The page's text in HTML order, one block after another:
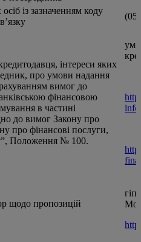
із зазначенням коду
інтереси яких
про умови надання
вимог до
фінансовою
в частині
до вимог Закону про
про фінансові послуги,
Положення № 100.
щодо пропозицій